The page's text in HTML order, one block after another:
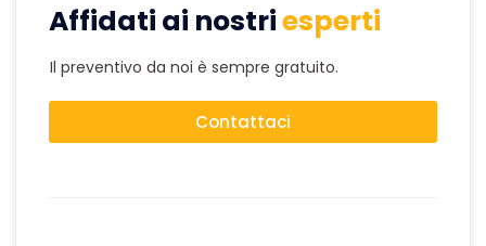
Affidati ai nostriesperti
Il preventivo da noi è sempre gratuito.
Contattaci